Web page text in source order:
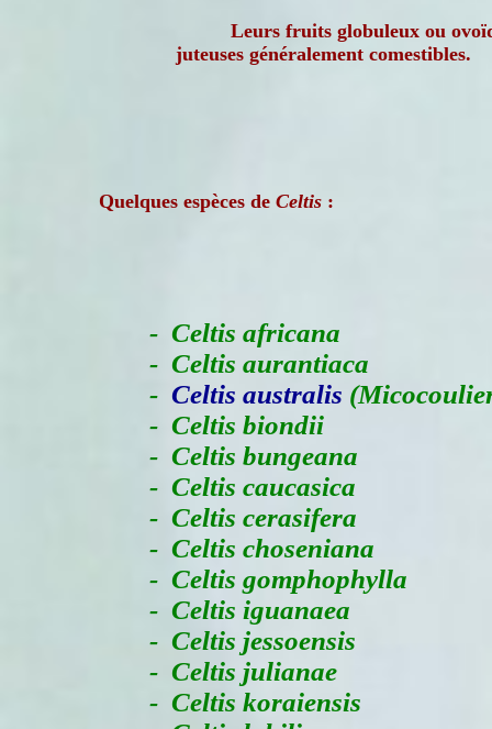
Leurs fruits globuleux ou
juteuses généralement comestibles.
Quelques espèces de Celtis :
- Celtis africana
- Celtis aurantiaca
- Celtis australis
- Celtis biondii
- Celtis bungeana
- Celtis caucasica
- Celtis cerasifera
- Celtis choseniana
- Celtis gomphophylla
- Celtis iguanaea
- Celtis jessoensis
- Celtis julianae
- Celtis koraiensis